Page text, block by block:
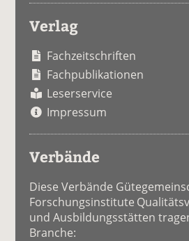
Verlag
Fachzeitschriften
Fachpublikationen
Leserservice
Impressum
Verbände
Diese Verbände
Forschungsinstitute
und Ausbildungsstätten
Branche: